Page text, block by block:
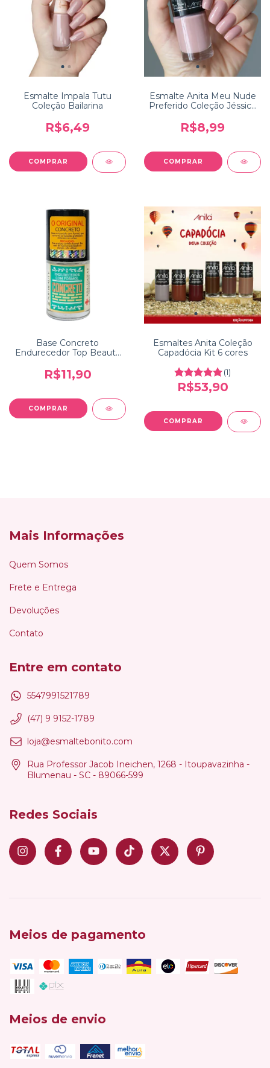
Esmalte Impala Tutu
Coleção Bailarina
R$6,49
Esmalte Anita Meu Nude
Preferido Coleção Jéssica
R$8,99
Base Concreto
Endurecedor Top Beauty
R$11,90
Esmaltes Anita Coleção
Capadócia Kit 6 cores
(1)
R$53,90
Mais Informações
Quem Somos
Frete e Entrega
Devoluções
Contato
Entre em contato
5547991521789
(47) 9 9152-1789
loja@esmaltebonito.com
Rua Professor Jacob Ineichen, 1268 - Itoupavazinha -
Blumenau - SC - 89066-599
Redes Sociais
Meios de pagamento
Meios de envio